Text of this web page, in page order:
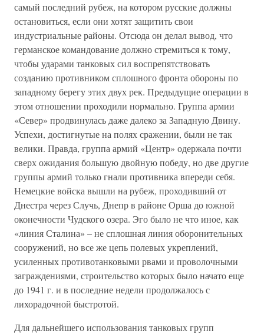
самый последний рубеж, на котором русские должны
остановиться, если они хотят защитить свои
индустриальные районы. Отсюда он делал вывод, что
германское командование должно стремиться к тому,
чтобы ударами танковых сил воспрепятствовать
созданию противником сплошного фронта обороны по
западному берегу этих двух рек. Предыдущие операции в
этом отношении проходили нормально. Группа армии
«Север» продвинулась даже далеко за Западную Двину.
Успехи, достигнутые на полях сражении, были не так
велики. Правда, группа армий «Центр» одержала почти
сверх ожидания большую двойную победу, но две другие
группы армий только гнали противника впереди себя.
Немецкие войска вышли на рубеж, проходивший от
Днестра через Случь, Днепр в районе Орша до южной
оконечности Чудского озера. Эго было не что иное, как
«линия Сталина» – не сплошная линия оборонительных
сооружений, но все же цепь полевых укреплений,
усиленных противотанковыми рвами и проволочными
заграждениями, строительство которых было начато еще
до 1941 г. и в последние недели продолжалось с
лихорадочной быстротой.
Для дальнейшего использования танковых групп